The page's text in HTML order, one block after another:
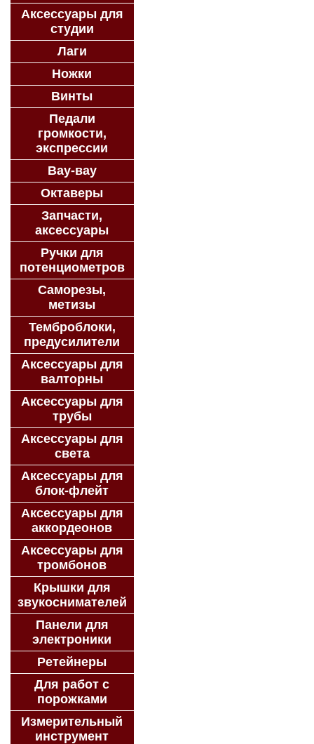
Аксессуары для
студии
Лаги
Ножки
Винты
Педали
громкости,
экспрессии
Вау-вау
Октаверы
Запчасти,
аксессуары
Ручки для
потенциометров
Саморезы,
метизы
Темброблоки,
предусилители
Аксессуары для
валторны
Аксессуары для
трубы
Аксессуары для
света
Аксессуары для
блок-флейт
Аксессуары для
аккордеонов
Аксессуары для
тромбонов
Крышки для
звукоснимателей
Панели для
электроники
Ретейнеры
Для работ с
порожками
Измерительный
инструмент